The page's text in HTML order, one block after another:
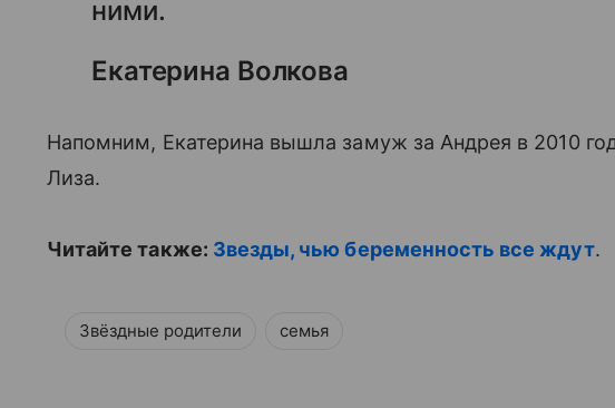
ними.
Екатерина Волкова
Напомним, Екатерина вышла замуж за Андрея в 2010
Лиза.
Читайте также: Звезды, чью беременность все ждут.
Звёздные родители семья